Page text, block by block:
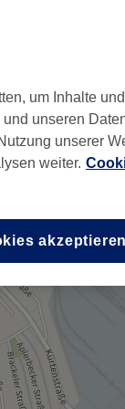
um Inhalte
unseren
unserer
weiter.
akzeptieren